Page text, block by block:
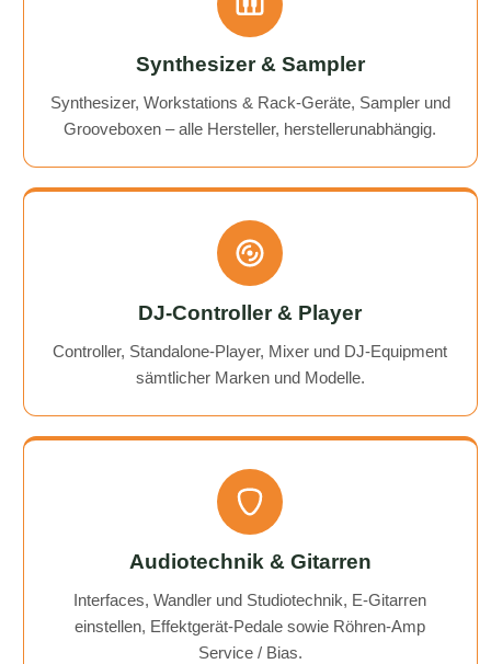
Synthesizer & Sampler
Synthesizer, Workstations & Rack-Geräte, Sampler und
Grooveboxen – alle Hersteller, herstellerunabhängig.
DJ-Controller & Player
Controller, Standalone-Player, Mixer und DJ-Equipment
sämtlicher Marken und Modelle.
Audiotechnik & Gitarren
Interfaces, Wandler und Studiotechnik, E-Gitarren
einstellen, Effektgerät-Pedale sowie Röhren-Amp
Service / Bias.